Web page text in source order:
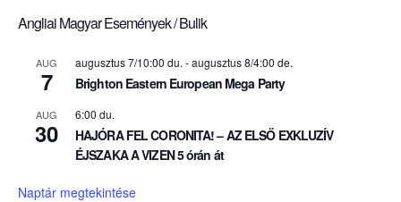
Angliai Magyar Események / Bulik
AUG
7
augusztus 7/10:00 du. -augusztus 8/4:00 de.
Brighton Eastern European Mega Party
AUG
30
6:00 du.
HAJÓRA FEL CORONITA! – AZ ELSŐ EXKLUZÍV
ÉJSZAKA A VIZEN 5 órán át
Naptár megtekintése